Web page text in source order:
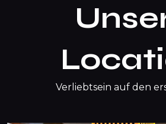
Verliebtsein auf den